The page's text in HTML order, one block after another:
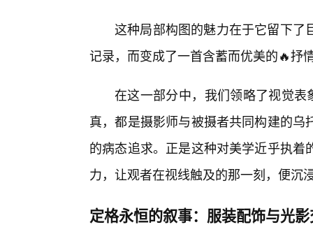
这种局部构图的魅力在于它留下了
记录，而变成了一首含蓄而优美的🔥抒
在这一部分中，我们领略了视觉表
真，都是摄影师与被摄者共同构建的
的病态追求。正是这种对美学近乎执
力，让观者在视线触及的那一刻，便沉
定格永恒的叙事：服装配饰与光